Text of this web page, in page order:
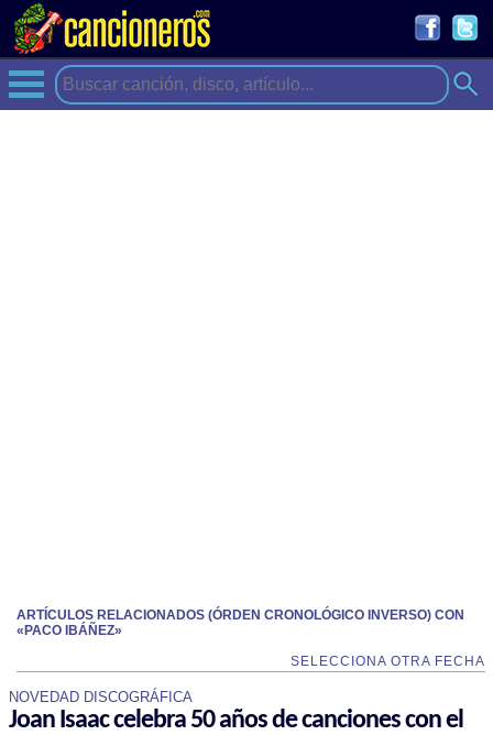
ARTÍCULOS RELACIONADOS (ÓRDEN CRONOLÓGICO INVERSO) CON
«PACO IBÁÑEZ»
SELECCIONA OTRA FECHA
NOVEDAD DISCOGRÁFICA
Joan Isaac celebra 50 años de canciones con el